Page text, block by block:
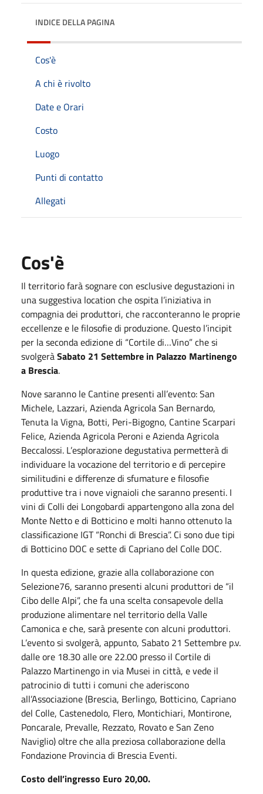
INDICE DELLA PAGINA
Cos'è
A chi è rivolto
Date e Orari
Costo
Luogo
Punti di contatto
Allegati
Cos'è
Il territorio farà sognare con esclusive degustazioni in
una suggestiva location che ospita l’iniziativa in
compagnia dei produttori, che racconteranno le proprie
eccellenze e le filosofie di produzione. Questo l’incipit
per la seconda edizione di “Cortile di…Vino” che si
svolgeràSabato 21 Settembre in Palazzo Martinengo
a Brescia.
Nove saranno le Cantine presenti all’evento: San
Michele, Lazzari, Azienda Agricola San Bernardo,
Tenuta la Vigna, Botti, Peri-Bigogno, Cantine Scarpari
Felice, Azienda Agricola Peroni e Azienda Agricola
Beccalossi. L’esplorazione degustativa permetterà di
individuare la vocazione del territorio e di percepire
similitudini e differenze di sfumature e filosofie
produttive tra i nove vignaioli che saranno presenti. I
vini di Colli dei Longobardi appartengono alla zona del
Monte Netto e di Botticino e molti hanno ottenuto la
classificazione IGT “Ronchi di Brescia”. Ci sono due tipi
di Botticino DOC e sette di Capriano del Colle DOC.
In questa edizione, grazie alla collaborazione con
Selezione76, saranno presenti alcuni produttori de “il
Cibo delle Alpi”, che fa una scelta consapevole della
produzione alimentare nel territorio della Valle
Camonica e che, sarà presente con alcuni produttori.
L’evento si svolgerà, appunto, Sabato 21 Settembre p.v.
dalle ore 18.30 alle ore 22.00 presso il Cortile di
Palazzo Martinengo in via Musei in città, e vede il
patrocinio di tutti i comuni che aderiscono
all’Associazione (Brescia, Berlingo, Botticino, Capriano
del Colle, Castenedolo, Flero, Montichiari, Montirone,
Poncarale, Prevalle, Rezzato, Rovato e San Zeno
Naviglio) oltre che alla preziosa collaborazione della
Fondazione Provincia di Brescia Eventi.
Costo dell’ingresso Euro 20,00.